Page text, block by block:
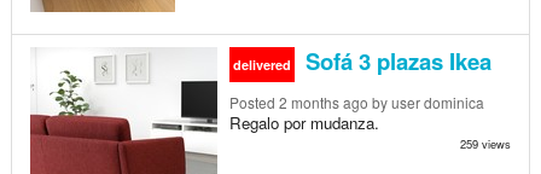
delivered Sofá 3 plazas Ikea
Posted 2 months ago by user dominica
Regalo por mudanza.
259 views